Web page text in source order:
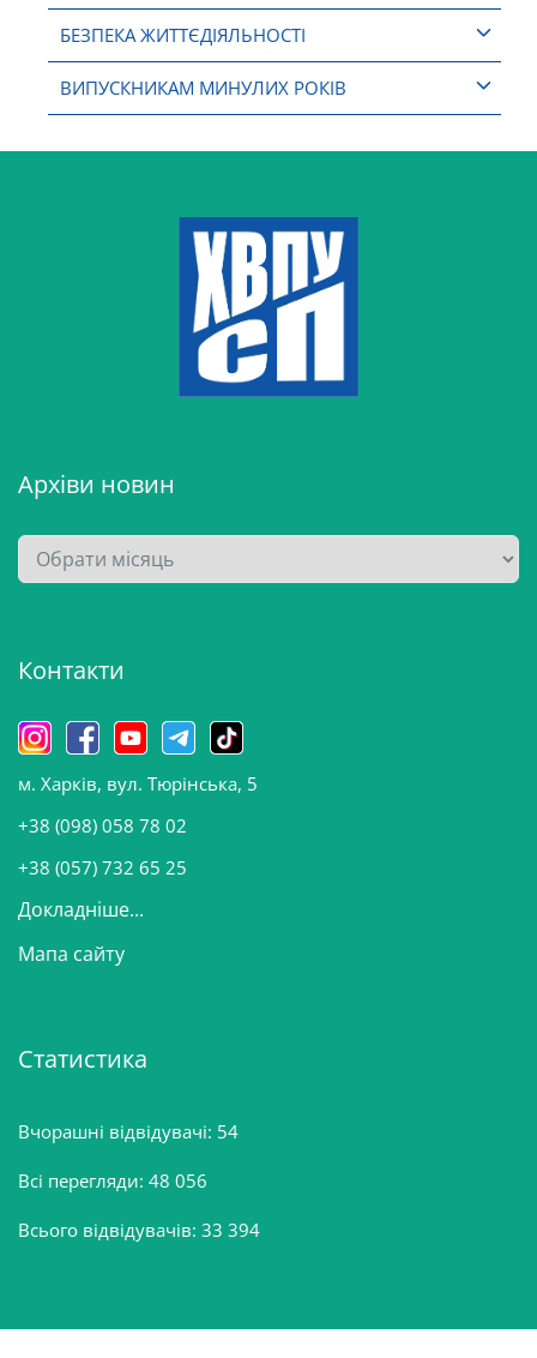
БЕЗПЕКА ЖИТТЄДІЯЛЬНОСТІ
ВИПУСКНИКАМ МИНУЛИХ РОКІВ
Архіви новин
А
р
в
н
о
в
и
Контакти
м. Харків, вул. Тюрінська, 5
+38 (098) 058 78 02
+38 (057) 732 65 25
Докладніше...
Мапа сайту
Статистика
Вчорашні відвідувачі: 54
Всі перегляди: 48 056
Всього відвідувачів: 33 394